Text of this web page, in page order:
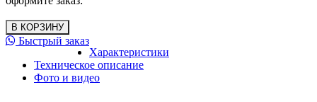
Быстрый заказ
Характеристики
Техническое описание
Фото и видео